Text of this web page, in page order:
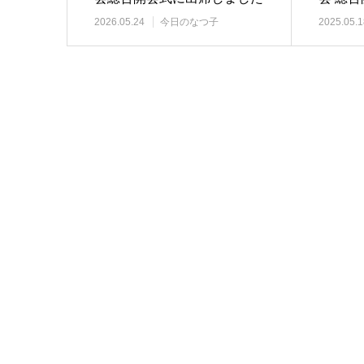
2026.05.24 今日のなつ子
た